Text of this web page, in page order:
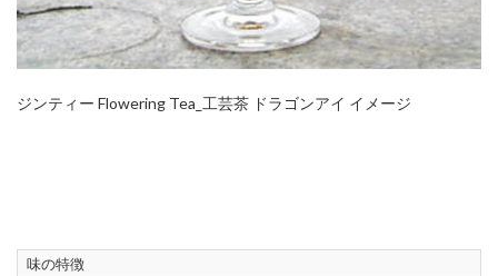
ジンティー Flowering Tea_工芸茶 ドラゴンアイ イメージ
味の特徴